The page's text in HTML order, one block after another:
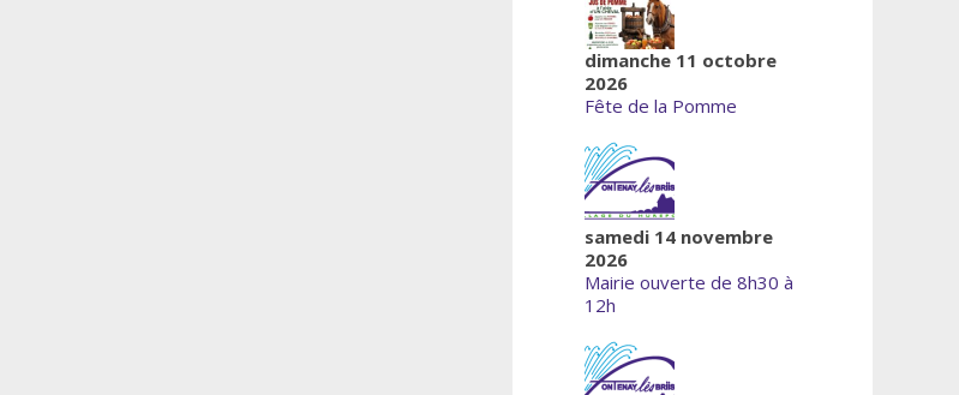
dimanche 11 octobre
2026
Fête de la Pomme
samedi 14 novembre
2026
Mairie ouverte de 8h30 à
12h